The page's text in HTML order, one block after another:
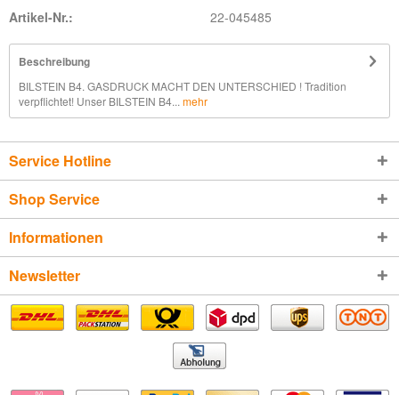
Artikel-Nr.: 22-045485
Beschreibung
BILSTEIN B4. GASDRUCK MACHT DEN UNTERSCHIED ! Tradition
verpflichtet! Unser BILSTEIN B4... mehr
Service Hotline
Shop Service
Informationen
Newsletter